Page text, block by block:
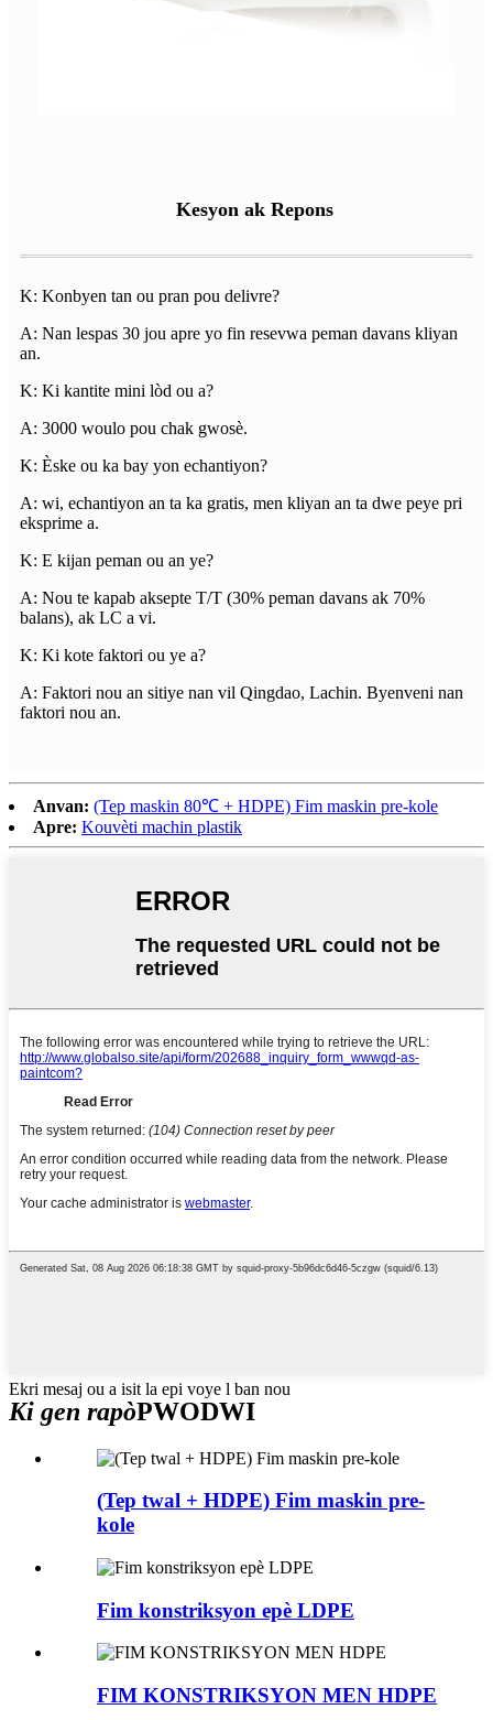
Kesyon ak Repons
K: Konbyen tan ou pran pou delivre?
A: Nan lespas 30 jou apre yo fin resevwa peman davans kliyan
an.
K: Ki kantite mini lòd ou a?
A: 3000 woulo pou chak gwosè.
K: Èske ou ka bay yon echantiyon?
A: wi, echantiyon an ta ka gratis, men kliyan an ta dwe peye pri
eksprime a.
K: E kijan peman ou an ye?
A: Nou te kapab aksepte T/T (30% peman davans ak 70%
balans), ak LC a vi.
K: Ki kote faktori ou ye a?
A: Faktori nou an sitiye nan vil Qingdao, Lachin. Byenveni nan
faktori nou an.
Anvan: (Tep maskin 80℃ + HDPE) Fim maskin pre-kole
Apre: Kouvèti machin plastik
Ekri mesaj ou a isit la epi voye l ban nou
Ki gen rapòPWODWI
(Tep twal + HDPE) Fim maskin pre-
kole
Fim konstriksyon epè LDPE
FIM KONSTRIKSYON MEN HDPE